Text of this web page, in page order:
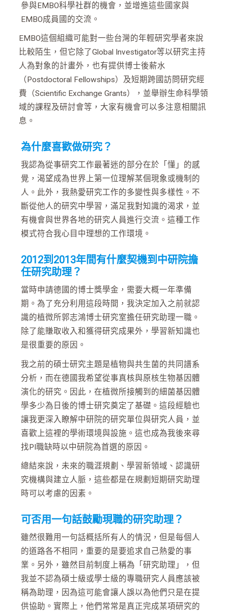
參與EMBO科學社群的機會，並增進這些國家與
EMBO成員國的交流。
EMBO這個組織可能對一些台灣的年輕研究學者來說
比較陌生，但它除了Global Investigator等以研究主持
人為對象的計畫外，也有提供博士後薪水
（Postdoctoral Fellowships）及短期跨國訪問研究經
費（Scientific Exchange Grants），並舉辦生命科學領
域的課程及研討會等，大家有機會可以多注意相關訊
息。
為什麼喜歡做研究？
我認為從事研究工作最著迷的部分在於「懂」的感
覺，渴望成為世界上第一位理解某個現象或機制的
人。此外，我熱愛研究工作的多變性與多樣性。不
斷從他人的研究中學習，滿足我對知識的渴求，並
有機會與世界各地的研究人員進行交流。這種工作
模式符合我心目中理想的工作環境。
2012到2013年間有什麼契機到中研院擔
任研究助理？
當時申請德國的博士獎學金，需要大概一年準備
期。為了充分利用這段時間，我決定加入之前就認
識的植微所郭志鴻博士研究室擔任研究助理一職。
除了能賺取收入和獲得研究成果外，學習新知識也
是很重要的原因。
我之前的碩士研究主題是植物與共生菌的共同譜系
分析，而在德國我希望從事真核與原核生物基因體
演化的研究。因此，在植微所接觸到的細菌基因體
學多少為日後的博士研究奠定了基礎。這段經驗也
讓我更深入瞭解中研院的研究單位與研究人員，並
喜歡上這裡的學術環境與設施。這也成為我後來尋
找PI職缺時以中研院為首選的原因。
總結來說，未來的職涯規劃、學習新領域、認識研
究機構與建立人脈，這些都是在規劃短期研究助理
時可以考慮的因素。
可否用一句話鼓勵現職的研究助理？
雖然很難用一句話概括所有人的情況，但是每個人
的道路各不相同，重要的是要追求自己熱愛的事
業。另外，雖然目前制度上稱為「研究助理」，但
我並不認為碩士級或學士級的專職研究人員應該被
稱為助理，因為這可能會讓人誤以為他們只是在提
供協助。實際上，他們常常是真正完成某項研究的